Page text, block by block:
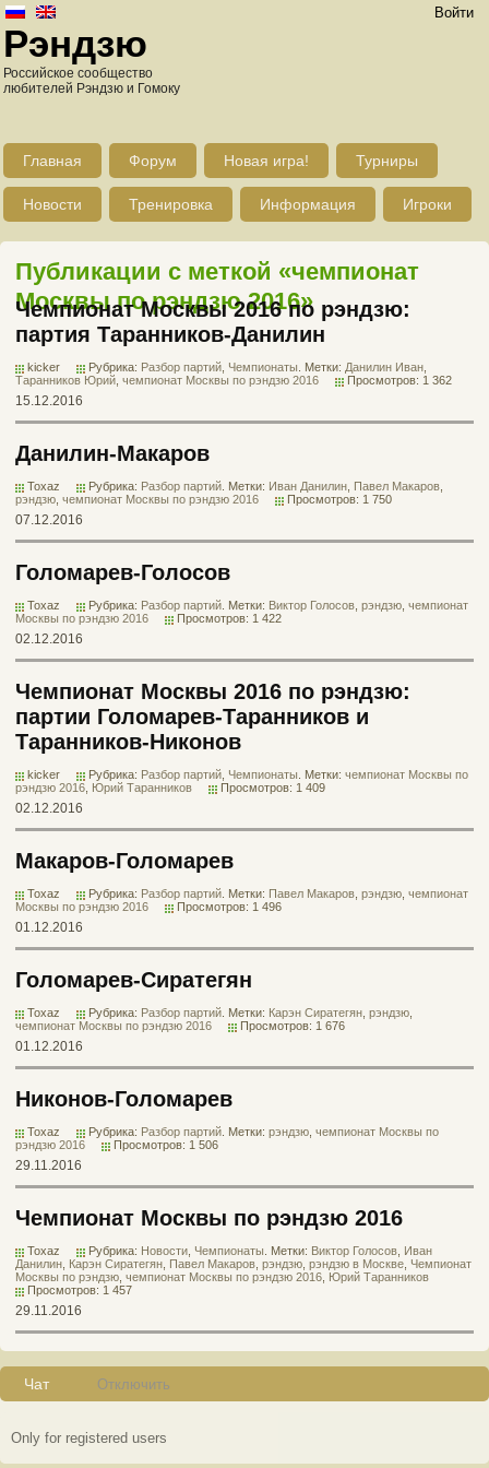
Войти
Рэндзю
Российское сообщество
любителей Рэндзю и Гомоку
Главная Форум Новая игра! Турниры
Новости Тренировка Информация Игроки
Публикации с меткой «чемпионат
Москвы по рэндзю 2016»
Чемпионат Москвы 2016 по рэндзю:
партия Таранников-Данилин
kicker Рубрика: Разбор партий Чемпионаты . Метки: Данилин Иван
Таранников Юрий чемпионат Москвы по рэндзю 2016 Просмотров: 1 362
15.12.2016
Данилин-Макаров
Toxaz Рубрика: Разбор партий . Метки: Иван Данилин Павел Макаров
рэндзю чемпионат Москвы по рэндзю 2016 Просмотров: 1 750
07.12.2016
Голомарев-Голосов
Toxaz Рубрика: Разбор партий . Метки: Виктор Голосов рэндзю чемпионат
Москвы по рэндзю 2016
Просмотров: 1 422
02.12.2016
Чемпионат Москвы 2016 по рэндзю:
партии Голомарев-Таранников и
Таранников-Никонов
kicker Рубрика: Разбор партий Чемпионаты . Метки: чемпионат Москвы по
рэндзю 2016 Юрий Таранников Просмотров: 1 409
02.12.2016
Макаров-Голомарев
Toxaz Рубрика: Разбор партий . Метки: Павел Макаров рэндзю чемпионат
Москвы по рэндзю 2016
Просмотров: 1 496
01.12.2016
Голомарев-Сиратегян
Toxaz Рубрика: Разбор партий . Метки: Карэн Сиратегян рэндзю
чемпионат Москвы по рэндзю 2016
Просмотров: 1 676
01.12.2016
Никонов-Голомарев
Toxaz Рубрика: Разбор партий . Метки: рэндзю чемпионат Москвы по
рэндзю 2016
Просмотров: 1 506
29.11.2016
Чемпионат Москвы по рэндзю 2016
Toxaz Рубрика: Новости Чемпионаты . Метки: Виктор Голосов Иван
Данилин Карэн Сиратегян Павел Макаров рэндзю рэндзю в Москве Чемпионат
Москвы по рэндзю чемпионат Москвы по рэндзю 2016 Юрий Таранников
Просмотров: 1 457
29.11.2016
Чат Отключить
Only for registered users